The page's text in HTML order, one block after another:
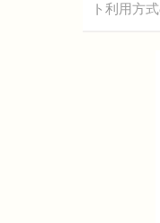
ト利用方